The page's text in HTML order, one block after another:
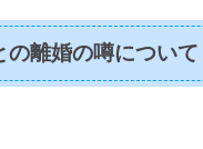
の離婚の噂について